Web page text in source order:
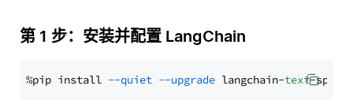
第 1 步：安装并配置 LangChain
%pip install --quiet --upgrade langchain-text